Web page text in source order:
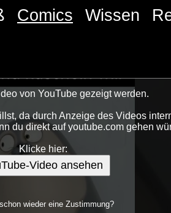
Comics Wissen
von YouTube gezeigt werden.
da durch Anzeige des Videos
du direkt auf youtube.com gehen
Klicke hier:
Video ansehen
wieder eine Zustimmung?